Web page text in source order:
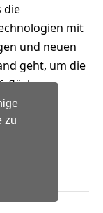
zu
die
mit
und neuen
geht, um die
zu
wie